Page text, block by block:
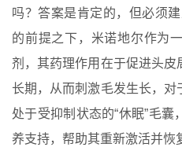
吗？答案是肯定的，但必须建
的前提之下，米诺地尔作为
剂，其药理作用在于促进头
长期，从而刺激毛发生长，
处于受抑制状态的“休眠”毛
养支持，帮助其重新激活并恢